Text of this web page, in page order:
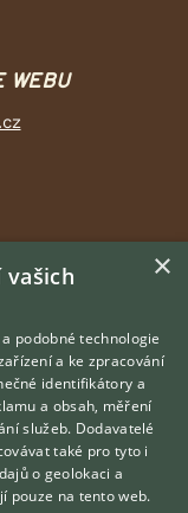
WEBU
kamaráda?
poradí
ONLINE
×
vašich
podobné technologie
a ke zpracování
identifikátory a
a obsah, měření
služeb. Dodavatelé
také pro tyto i
o geolokaci a
pouze na tento web.